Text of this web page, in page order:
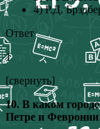
4) Р.Д.
Ответ
1
[свернуть]
10. В каком
Петре и